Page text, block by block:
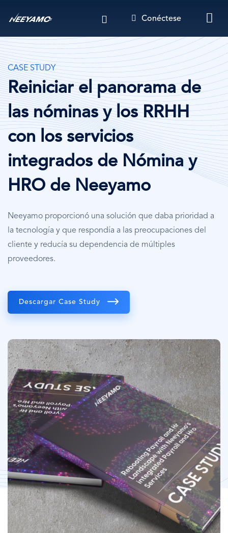
principal
Conéctese
CASE STUDY
Reiniciar el panorama de
las nóminas y los RRHH
con los servicios
integrados de Nómina y
HRO de Neeyamo
Neeyamo proporcionó una solución que daba prioridad a
la tecnología y que respondía a las preocupaciones del
cliente y reducía su dependencia de múltiples
proveedores.
Descargar Case Study
Imagen